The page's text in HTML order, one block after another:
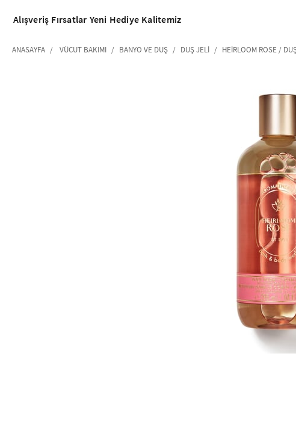
Alışveriş Fırsatlar Yeni Hediye Kalitemiz
ANASAYFA VÜCUT BAKIMI BANYO VE DUŞ DUŞ JELI HEIRLOOM ROSE /